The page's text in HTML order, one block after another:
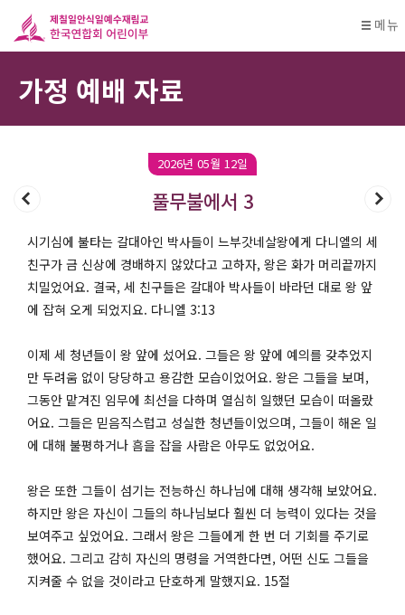
메뉴
가정 예배 자료
2026년 05월 12일
풀무불에서 3
시기심에 불타는 갈대아인 박사들이 느부갓네살왕에게 다니엘의 세
친구가 금 신상에 경배하지 않았다고 고하자, 왕은 화가 머리끝까지
치밀었어요. 결국, 세 친구들은 갈대아 박사들이 바라던 대로 왕 앞
에 잡혀 오게 되었지요. 다니엘 3:13
이제 세 청년들이 왕 앞에 섰어요. 그들은 왕 앞에 예의를 갖추었지
만 두려움 없이 당당하고 용감한 모습이었어요. 왕은 그들을 보며,
그동안 맡겨진 임무에 최선을 다하며 열심히 일했던 모습이 떠올랐
어요. 그들은 믿음직스럽고 성실한 청년들이었으며, 그들이 해온 일
에 대해 불평하거나 흠을 잡을 사람은 아무도 없었어요.
왕은 또한 그들이 섬기는 전능하신 하나님에 대해 생각해 보았어요.
하지만 왕은 자신이 그들의 하나님보다 훨씬 더 능력이 있다는 것을
보여주고 싶었어요. 그래서 왕은 그들에게 한 번 더 기회를 주기로
했어요. 그리고 감히 자신의 명령을 거역한다면, 어떤 신도 그들을
지켜줄 수 없을 것이라고 단호하게 말했지요. 15절